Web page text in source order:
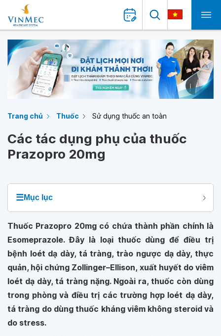
Trang chủ Thuốc Sử dụng thuốc an toàn
Các tác dụng phụ của thuốc
Prazopro 20mg
☰Mục lục
Thuốc Prazopro 20mg có chứa thành phần chính là
Esomeprazole. Đây là loại thuốc dùng để điều trị
bệnh loét dạ dày, tá tràng, trào ngược dạ dày, thực
quản, hội chứng Zollinger–Ellison, xuất huyết do viêm
loét dạ dày, tá tràng nặng. Ngoài ra, thuốc còn dùng
trong phòng và điều trị các trường hợp loét dạ dày,
tá tràng do dùng thuốc kháng viêm không steroid và
do stress.